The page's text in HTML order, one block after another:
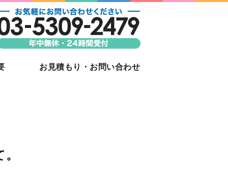
ならJAPAN VIDEO｜東京都新
お見積もり・お問い合わせ